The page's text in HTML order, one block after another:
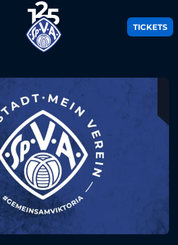
TICKETS